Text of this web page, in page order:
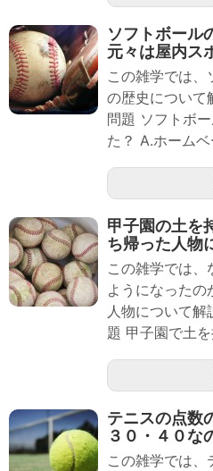
ソフトボール
元々は屋内ス
この雑学では、
の歴史について
問題 ソフトボ
た？ A.ホームベ
甲子園の土を
ち帰った人物
この雑学では、
ようになったの
人物について解
題 甲子園で土
テニスの点数
３０・４０な
この雑学では、